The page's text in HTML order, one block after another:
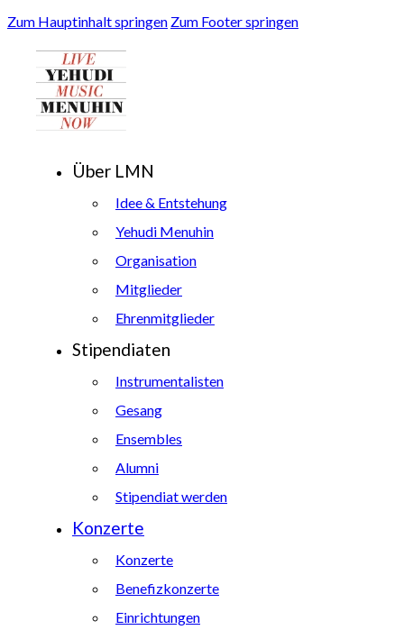
Zum Hauptinhalt springen Zum Footer springen
Über LMN
Idee & Entstehung
Yehudi Menuhin
Organisation
Mitglieder
Ehrenmitglieder
Stipendiaten
Instrumentalisten
Gesang
Ensembles
Alumni
Stipendiat werden
Konzerte
Konzerte
Benefizkonzerte
Einrichtungen